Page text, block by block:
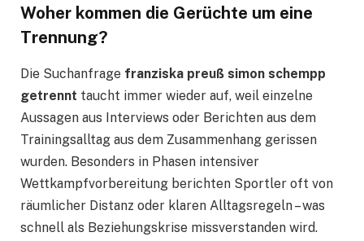
Woher kommen die Gerüchte um eine
Trennung?
Die Suchanfrage franziska preuß simon schempp
getrennt taucht immer wieder auf, weil einzelne
Aussagen aus Interviews oder Berichten aus dem
Trainingsalltag aus dem Zusammenhang gerissen
wurden. Besonders in Phasen intensiver
Wettkampfvorbereitung berichten Sportler oft von
räumlicher Distanz oder klaren Alltagsregeln – was
schnell als Beziehungskrise missverstanden wird.